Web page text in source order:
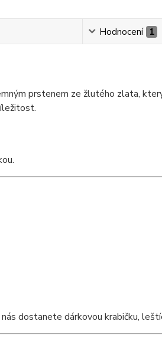
Hodnocení 1
prstenem ze žlutého zlata,
dostanete dárkovou krabičku,